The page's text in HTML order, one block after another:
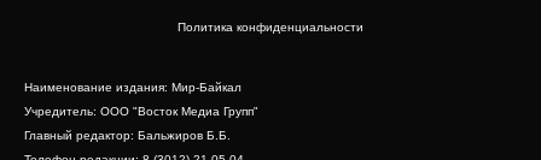
Политика конфиденциальности
Наименование издания: Мир-Байкал
Учредитель: ООО "Восток Медиа Групп"
Главный редактор: Бальжиров Б.Б.